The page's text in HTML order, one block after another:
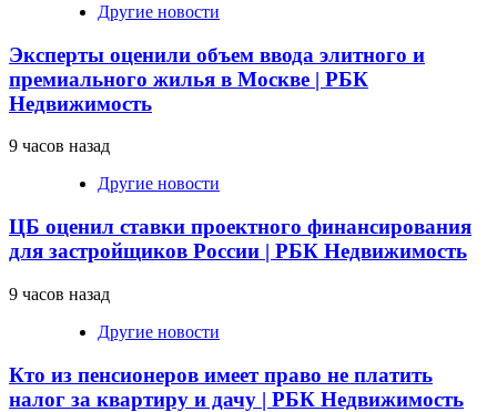
Другие новости
Эксперты оценили объем ввода элитного и
премиального жилья в Москве | РБК
Недвижимость
9 часов назад
Другие новости
ЦБ оценил ставки проектного финансирования
для застройщиков России | РБК Недвижимость
9 часов назад
Другие новости
Кто из пенсионеров имеет право не платить
налог за квартиру и дачу | РБК Недвижимость